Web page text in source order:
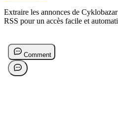
Extraire les annonces de
RSS pour un accès facile et